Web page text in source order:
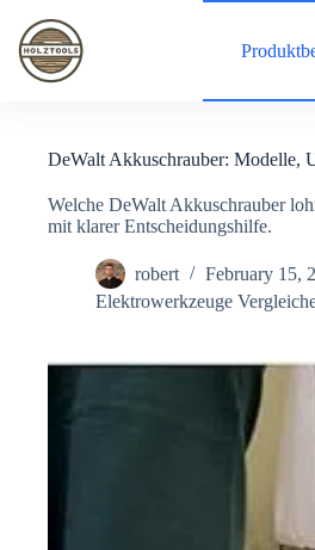
content
DeWalt Akkuschrauber: Modelle,
Welche DeWalt Akkuschrauber
mit klarer Entscheidungshilfe.
robert
February 15,
Elektrowerkzeuge